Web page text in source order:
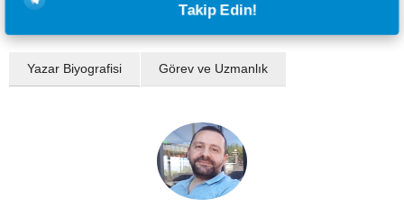
Takip Edin!
Yazar Biyografisi Görev ve Uzmanlık